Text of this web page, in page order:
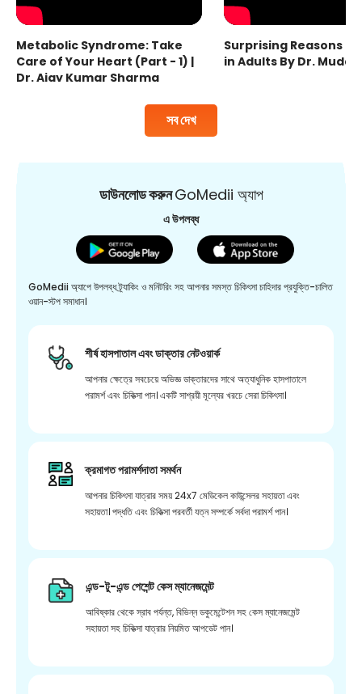
সব দেখ
Metabolic Syndrome: Take
Care of Your Heart (Part - 1) |
Dr. Ajay Kumar Sharma
Surprising Reasons
in Adults By Dr.
ডাউনলোড করুনGoMedii অ্যাপ
এ উপলব্ধ
GoMedii অ্যাপে উপলব্ধ ট্র্যাকিং ও মনিটরিং সহ আপনার সমস্ত চিকিৎসা চাহিদার প্রযুক্তি-চালিত
ওয়ান-স্টপ সমাধান।
শীর্ষ হাসপাতাল এবং ডাক্তার নেটওয়ার্ক
আপনার ক্ষেত্রে সবচেয়ে অভিজ্ঞ ডাক্তারদের সাথে অত্যাধুনিক হাসপাতালে
পরামর্শ এবং চিকিত্সা পান। একটি সাশ্রয়ী মূল্যের খরচে সেরা চিকিৎসা।
ক্রমাগত পরামর্শদাতা সমর্থন
আপনার চিকিৎসা যাত্রার সময় 24x7 মেডিকেল কাউন্সেলর সহায়তা এবং
সহায়তা। পদ্ধতি এবং চিকিত্সা পরবর্তী যত্ন সম্পর্কে সর্বদা পরামর্শ পান।
এন্ড-টু-এন্ড পেশেন্ট কেস ম্যানেজমেন্ট
আবিষ্কার থেকে স্রাব পর্যন্ত, বিভিন্ন ডকুমেন্টেশন সহ কেস ম্যানেজমেন্ট
সহায়তা সহ চিকিত্সা যাত্রার নিয়মিত আপডেট পান।